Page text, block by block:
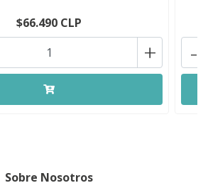
$66.490 CLP
+ -
Sobre Nosotros